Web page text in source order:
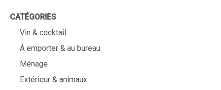
CATÉGORIES
Vin & cocktail
À emporter & au bureau
Ménage
Extérieur & animaux